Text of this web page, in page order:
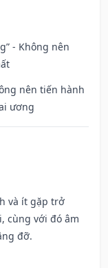
- Không nên
nên tiến hành
ương
và ít gặp trở
cùng với đó âm
đỡ.